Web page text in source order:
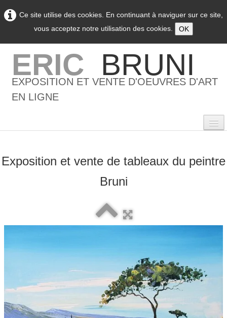
Ce site utilise des cookies. En continuant à naviguer sur ce site,
vous acceptez notre utilisation des cookies.
OK
ERIC BRUNI
EXPOSITION ET VENTE D'OEUVRES D'ART
EN LIGNE
0
Boutique
Contact
Exposition et vente de tableaux du peintre
Bruni